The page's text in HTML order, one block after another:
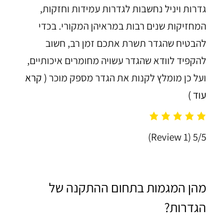
גדרות ויניל נחשבות לגדרות עמידות וחזקות,
המחזיקות שנים רבות במראיהן המקורי. בכדי
להבטיח שהגדר תשרת אתכם זמן רב, חשוב
להקפיד לוודא שהגדר עשויה מחומרים איכותיים,
ועל כן מומלץ לקנות את הגדר מספק מוכר ( קרא
עוד )
5/5
(1 Review)
מהן המגמות בתחום ההתקנה של
הגדרות?